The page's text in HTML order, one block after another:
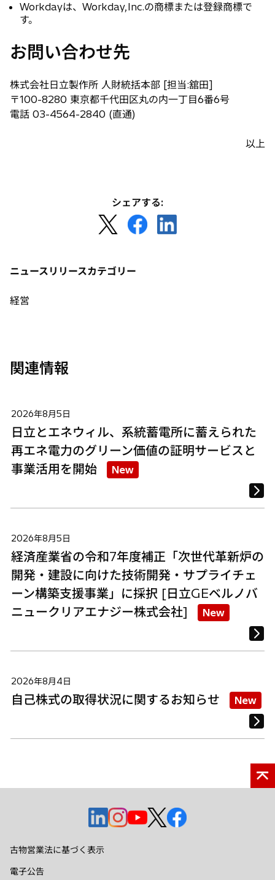
Workdayは、Workday,Inc.の商標または登録商標で
す。
お問い合わせ先
株式会社日立製作所 人財統括本部 [担当:舘田]
〒100-8280 東京都千代田区丸の内一丁目6番6号
電話 03-4564-2840 (直通)
以上
シェアする:
し
タ
新
し
ニュースリリースカテゴリー
経営
関連情報
2026年8月5日
日立とエネウィル、系統蓄電所に蓄えられた
再エネ電力のグリーン価値の証明サービスと
事業活用を開始
New
2026年8月5日
経済産業省の令和7年度補正「次世代革新炉の
開発・建設に向けた技術開発・サプライチェ
ーン構築支援事業」に採択 [日立GEベルノバ
ニュークリアエナジー株式会社]
New
2026年8月4日
自己株式の取得状況に関するお知らせ New
新
し
新
新
し
新
し
新
古物営業法に基づく表示
電子公告